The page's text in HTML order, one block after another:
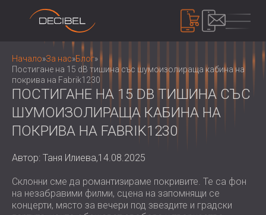
ПРОДУКТИ
ЗВУКОИЗОЛАЦИЯ
ШУМОИЗОЛАЦИЯ ЗА СТЕНИ
ШУМОИЗОЛАЦИЯ ЗА ТАВАН
ВЪНШНИ И ИНТЕРИОРНИ
ЗВУКОИЗОЛАЦИОННИ ВРАТИ
АКУСТИЧНИ ПАНЕЛИ
РЕЦИКЛИРАН ФИЛЦ
ДЪРВЕНИ ПЕРФОРИРАНИ АКУСТИЧНИ
ПАНЕЛИ
ТЕКСТИЛНИ АКУСТИЧНИ ПАНЕЛИ И
ШУМОИЗОЛИРАЩИ КАБИНИ И
БАРИЕРИ
УСТРОЙСТВА
Начало»За нас»Блог»
Постигане на 15 dB тишина със шумоизолираща кабина на
покрива на Fabrik1230
ПОСТИГАНЕ НА 15 DB ТИШИНА СЪС
ШУМОИЗОЛИРАЩА КАБИНА НА
ПОКРИВА НА FABRIK1230
Автор: Таня Илиева,14.08.2025
Склонни сме да романтизираме покривите. Те са фон
на незабравими филми, сцена на запомнящи се
концерти, място за вечери под звездите и градски